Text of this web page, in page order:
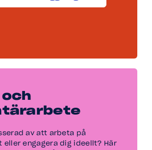
av att arbeta på
eller engagera dig ideellt? Här